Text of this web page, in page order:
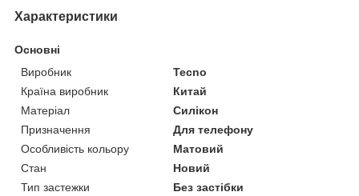
Характеристики
Основні
Виробник
Tecno
Країна виробник
Китай
Матеріал
Силікон
Призначення
Для телефону
Особливість кольору
Матовий
Стан
Новий
Тип застежки
Без застібки